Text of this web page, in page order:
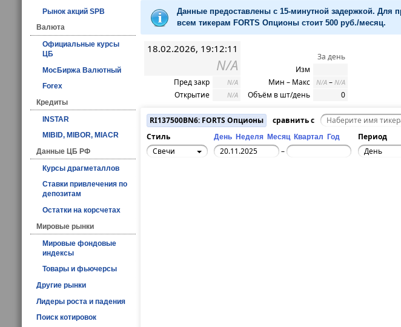
Рынок акций SPB
Валюта
Официальные курсы
ЦБ
МосБиржа Валютный
Forex
Кредиты
INSTAR
MIBID, MIBOR, MIACR
Данные ЦБ РФ
Курсы драгметаллов
Ставки привлечения по
депозитам
Остатки на корсчетах
Мировые рынки
Мировые фондовые
индексы
Товары и фьючерсы
Другие рынки
Лидеры роста и падения
Поиск котировок
Данные предоставлены с 15-минутной задержкой. Для
всем тикерам FORTS Опционы стоит 500 руб./месяц.
18.02.2026, 19:12:11
N/A
Пред закр N/A
Открытие N/A
За день
Изм
Мин – Макс
N/A – N/A
Объём в шт/день 0
RI137500BN6: FORTS Опционы
сравнить с
Стиль
День Неделя Месяц Квартал Год Период
Свечи
– День